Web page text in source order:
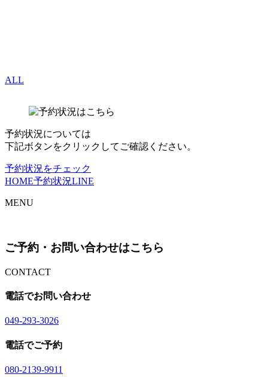
ALL
予約状況については
下記ボタンをクリックしてご確認ください。
予約状況をチェック
HOME予約状況LINE
MENU
ご予約・お問い合わせはこちら
CONTACT
電話でお問い合わせ
049-293-3026
電話でご予約
080-2139-9911